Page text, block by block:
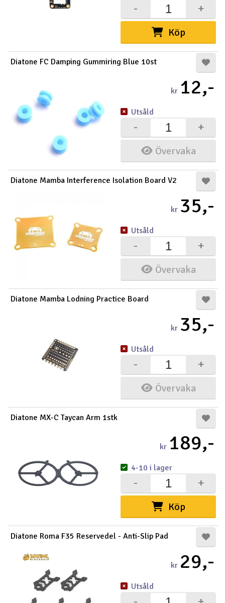
Köp
+
-
Diatone FC Damping Gummiring Blue 10st
kr 12,-
Övervaka
+
-
Utsåld
Diatone Mamba Interference Isolation Board V2
kr 35,-
Övervaka
+
-
Utsåld
Diatone Mamba Lodning Practice Board
kr 35,-
Övervaka
+
-
Utsåld
Diatone MX-C Taycan Arm 1stk
kr 189,-
Köp
+
-
4-10 i lager
Diatone Roma F35 Reservedel - Anti-Slip Pad
kr 29,-
Utsåld